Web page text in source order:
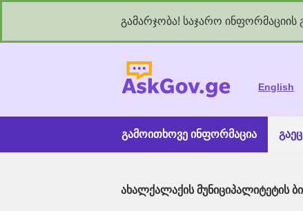
გამარჯობა! საჯარო ინფორმაციის
English
გამოითხოვე ინფორმაცია
ახალქალაქის მუნიციპალიტეტის